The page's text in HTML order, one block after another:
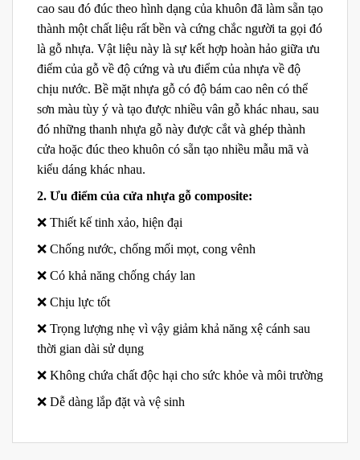
cao sau đó đúc theo hình dạng của khuôn đã làm sẵn tạo
thành một chất liệu rất bền và cứng chắc người ta gọi đó
là gỗ nhựa. Vật liệu này là sự kết hợp hoàn hảo giữa ưu
điểm của gỗ về độ cứng và ưu điểm của nhựa về độ
chịu nước. Bề mặt nhựa gỗ có độ bám cao nên có thể
sơn màu tùy ý và tạo được nhiều vân gỗ khác nhau, sau
đó những thanh nhựa gỗ này được cắt và ghép thành
cửa hoặc đúc theo khuôn có sẵn tạo nhiều mẫu mã và
kiểu dáng khác nhau.
2. Ưu điểm của cửa nhựa gỗ composite:
❌ Thiết kế tinh xảo, hiện đại
❌ Chống nước, chống mối mọt, cong vênh
❌ Có khả năng chống cháy lan
❌ Chịu lực tốt
❌ Trọng lượng nhẹ vì vậy giảm khả năng xệ cánh sau
thời gian dài sử dụng
❌ Không chứa chất độc hại cho sức khỏe và môi trường
❌ Dễ dàng lắp đặt và vệ sinh